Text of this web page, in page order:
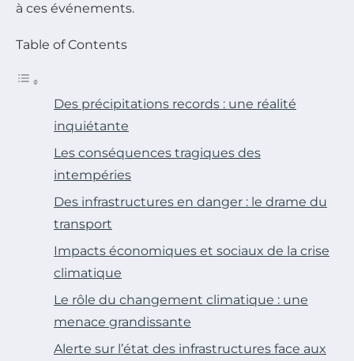
à ces événements.
Table of Contents
Des précipitations records : une réalité
inquiétante
Les conséquences tragiques des
intempéries
Des infrastructures en danger : le drame du
transport
Impacts économiques et sociaux de la crise
climatique
Le rôle du changement climatique : une
menace grandissante
Alerte sur l’état des infrastructures face aux